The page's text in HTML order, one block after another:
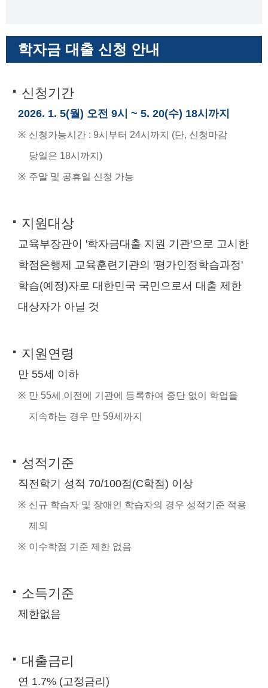
학자금 대출 신청 안내
· 신청기간
2026. 1. 5(월) 오전 9시 ~ 5. 20(수) 18시까지
※ 신청가능시간 : 9시부터 24시까지 (단, 신청마감
당일은 18시까지)
※ 주말 및 공휴일 신청 가능
· 지원대상
교육부장관이 '학자금대출 지원 기관'으로 고시한
학점은행제 교육훈련기관의 '평가인정학습과정'
학습(예정)자로 대한민국 국민으로서 대출 제한
대상자가 아닐 것
· 지원연령
만 55세 이하
※ 만 55세 이전에 기관에 등록하여 중단 없이 학업을
지속하는 경우 만 59세까지
· 성적기준
직전학기 성적 70/100점(C학점) 이상
※ 신규 학습자 및 장애인 학습자의 경우 성적기준 적용
제외
※ 이수학점 기준 제한 없음
· 소득기준
제한없음
· 대출금리
연 1.7% (고정금리)